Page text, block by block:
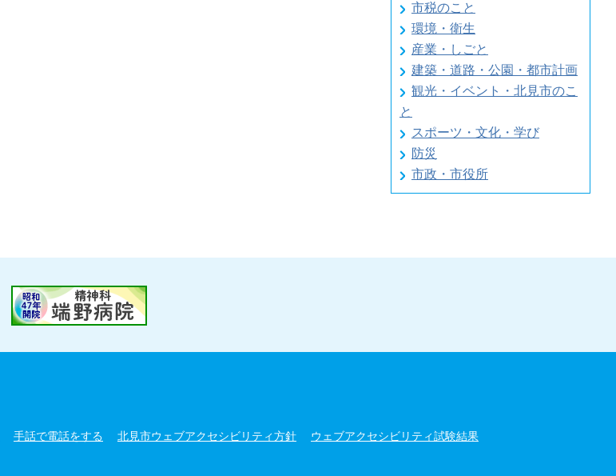
市税のこと
環境・衛生
産業・しごと
建築・道路・公園・都市計画
観光・イベント・北見市のこ
と
スポーツ・文化・学び
防災
市政・市役所
手話で電話をする 北見市ウェブアクセシビリティ方針 ウェブアクセシビリティ試験結果